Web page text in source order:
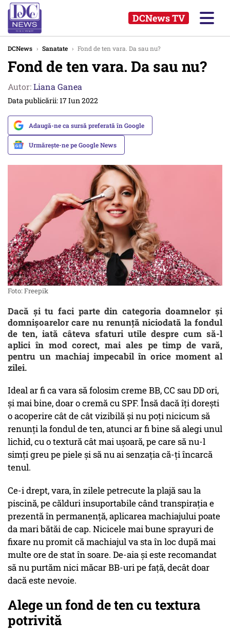
DCNews TV
DCNews › Sanatate › Fond de ten vara. Da sau nu?
Fond de ten vara. Da sau nu?
Autor:Liana Ganea
Data publicării: 17 Iun 2022
Adaugă-ne ca sursă preferată în Google
Urmărește-ne pe Google News
Foto: Freepik
Dacă și tu faci parte din categoria doamnelor şi
domnişoarelor care nu renunță niciodată la fondul
de ten, iată câteva sfaturi utile despre cum să-l
aplici în mod corect, mai ales pe timp de vară,
pentru un machiaj impecabil în orice moment al
zilei.
Ideal ar fi ca vara să folosim creme BB, CC sau DD ori,
şi mai bine, doar o cremă cu SPF. Însă dacă îţi doreşti
o acoperire cât de cât vizibilă şi nu poţi nicicum să
renunţi la fondul de ten, atunci ar fi bine să alegi unul
lichid, cu o textură cât mai uşoară, pe care să nu-l
simţi greu pe piele şi să nu ai senzaţia că-ţi încarcă
tenul.
Ce-i drept, vara, în zilele petrecute la plajă sau la
piscină, pe călduri insuportabile când transpiraţia e
prezentă în permanenţă, aplicarea machiajului poate
da mari bătăi de cap. Nicicele mai bune sprayuri de
fixare nu promit că machiajul va sta în loc după mai
multe ore de stat în soare. De-aia şi este recomandat
să nu purtăm nici măcar BB-uri pe faţă, decât doar
dacă este nevoie.
Alege un fond de ten cu textura
potrivită